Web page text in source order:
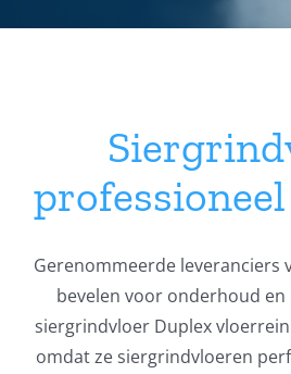
Service
Winkelwagen
Mijn account
Gerenommeerde leveranciers
bevelen voor onderhoud en
siergrindvloer Duplex
omdat ze siergrindvloeren